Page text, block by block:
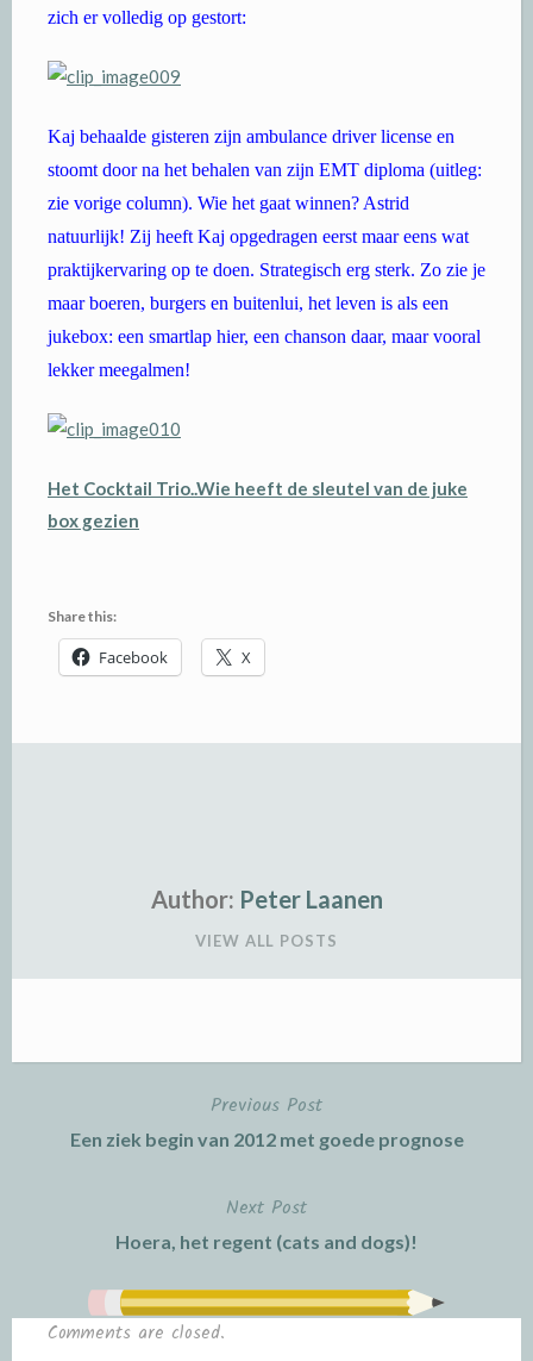
zich er volledig op gestort:
Kaj behaalde gisteren zijn ambulance driver license en
stoomt door na het behalen van zijn EMT diploma (uitleg:
zie vorige column). Wie het gaat winnen? Astrid
natuurlijk! Zij heeft Kaj opgedragen eerst maar eens wat
praktijkervaring op te doen. Strategisch erg sterk. Zo zie je
maar boeren, burgers en buitenlui, het leven is als een
jukebox: een smartlap hier, een chanson daar, maar vooral
lekker meegalmen!
Het Cocktail Trio..Wie heeft de sleutel van de juke
box gezien
Share this:
Facebook X
Author: Peter Laanen
VIEW ALL POSTS
Previous Post
Een ziek begin van 2012 met goede prognose
Next Post
Hoera, het regent (cats and dogs)!
Comments are closed.